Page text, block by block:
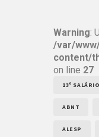
Warning:
/var/
content/
on line 27
13º SALÁRIO
ABNT
ALESP